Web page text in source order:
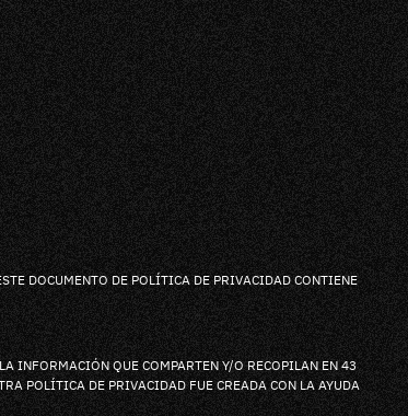
DOCUMENTO DE POLÍTICA DE PRIVACIDAD CONTIENE
INFORMACIÓN QUE COMPARTEN Y/O RECOPILAN EN 43
POLÍTICA DE PRIVACIDAD FUE CREADA CON LA AYUDA